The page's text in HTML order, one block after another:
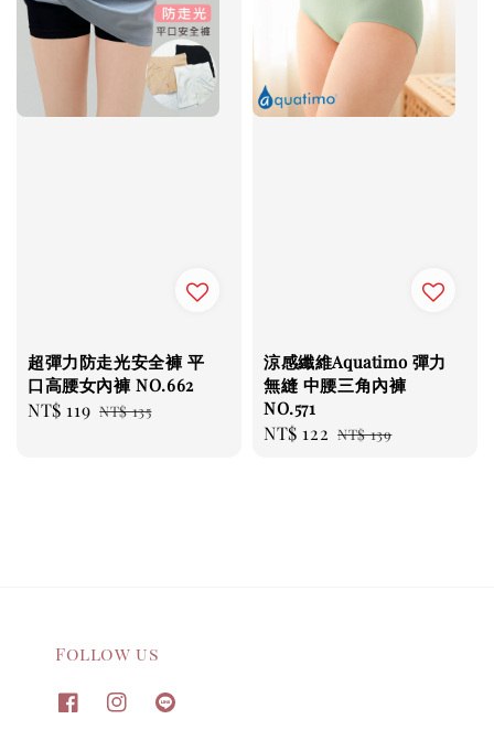
超彈力防走光安全褲 平
口高腰女內褲 NO.662
Sale
NT$ 119 Regular
NT$ 135
涼感纖維Aquatimo 彈力
無縫 中腰三角內褲
NO.571
Sale
NT$ 122 Regular
NT$ 139
Follow us